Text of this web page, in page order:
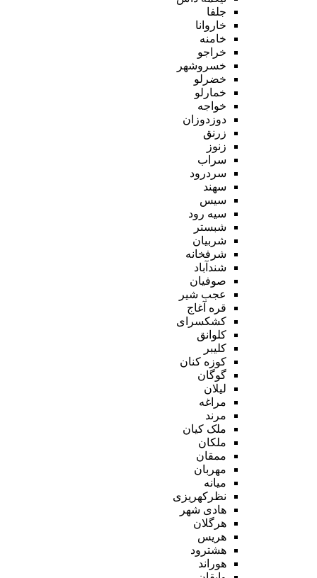
جلفا
خاروانا
خامنه
خراجو
خسروشهر
خضرلو
خمارلو
خواجه
دوزدوزان
زرنق
زنوز
سراب
سردرود
سهند
سیس
سیه رود
شبستر
شربیان
شرفخانه
شندآباد
صوفیان
عجب شیر
قره آغاج
کشکسرای
کلوانق
کلیبر
کوزه کنان
گوگان
لیلان
مراغه
مرند
ملک کیان
ملکان
ممقان
مهربان
میانه
نظرکهریزی
هادی شهر
هرگلان
هریس
هشترود
هوراند